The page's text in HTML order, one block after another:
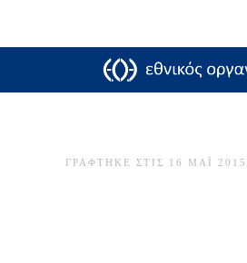
ΓΡΆΦΤΗΚΕ ΣΤΙΣ 16 ΜΆΙ 2015